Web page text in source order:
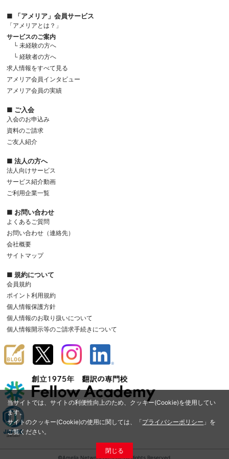
当サイトでは、サイトの利便性向上のため、クッキー(Cookie)を使用してい
ます。
サイトのクッキー(Cookie)の使用に関しては、「プライバシーポリシー 」を
ご覧ください。
閉じる
■ 「アメリア」会員サービス
「アメリアとは？」
サービスのご案内
└ 未経験の方へ
└ 経験者の方へ
求人情報をすべて見る
アメリア会員インタビュー
アメリア会員の実績
■ ご入会
入会のお申込み
資料のご請求
ご友人紹介
■ 法人の方へ
法人向けサービス
サービス紹介動画
ご利用企業一覧
■ お問い合わせ
よくあるご質問
お問い合わせ（連絡先）
会社概要
サイトマップ
■ 規約について
会員規約
ポイント利用規約
個人情報保護方針
個人情報のお取り扱いについて
個人情報開示等のご請求手続きについて
©Amelia Network Co.,Ltd. All Rights Reserved.